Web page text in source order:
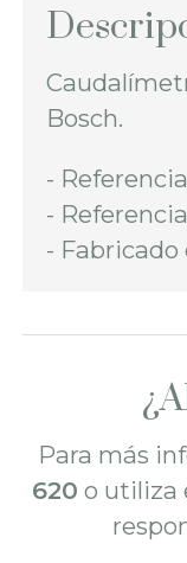
Bosch.
-
-
- Fabricado
Para más
620 o utiliza